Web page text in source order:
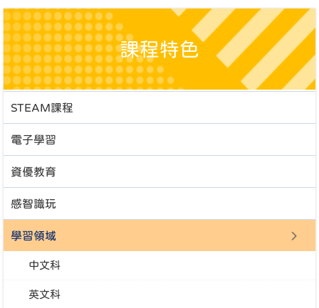
課程特色
STEAM課程
電子學習
資優教育
感智識玩
學習領域
中文科
英文科